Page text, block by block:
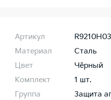
Артикул
Материал
Сталь
Цвет
Чёрный
Комплект
1 шт.
Группа
Защита